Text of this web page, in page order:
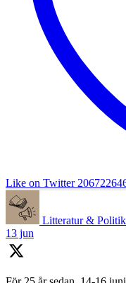
Like on Twitter
Litteratur & Politik
13 jun